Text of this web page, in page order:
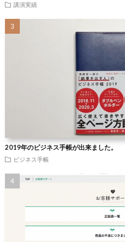
講演実績
2019年のビジネス手帳が出来ました。
ビジネス手帳